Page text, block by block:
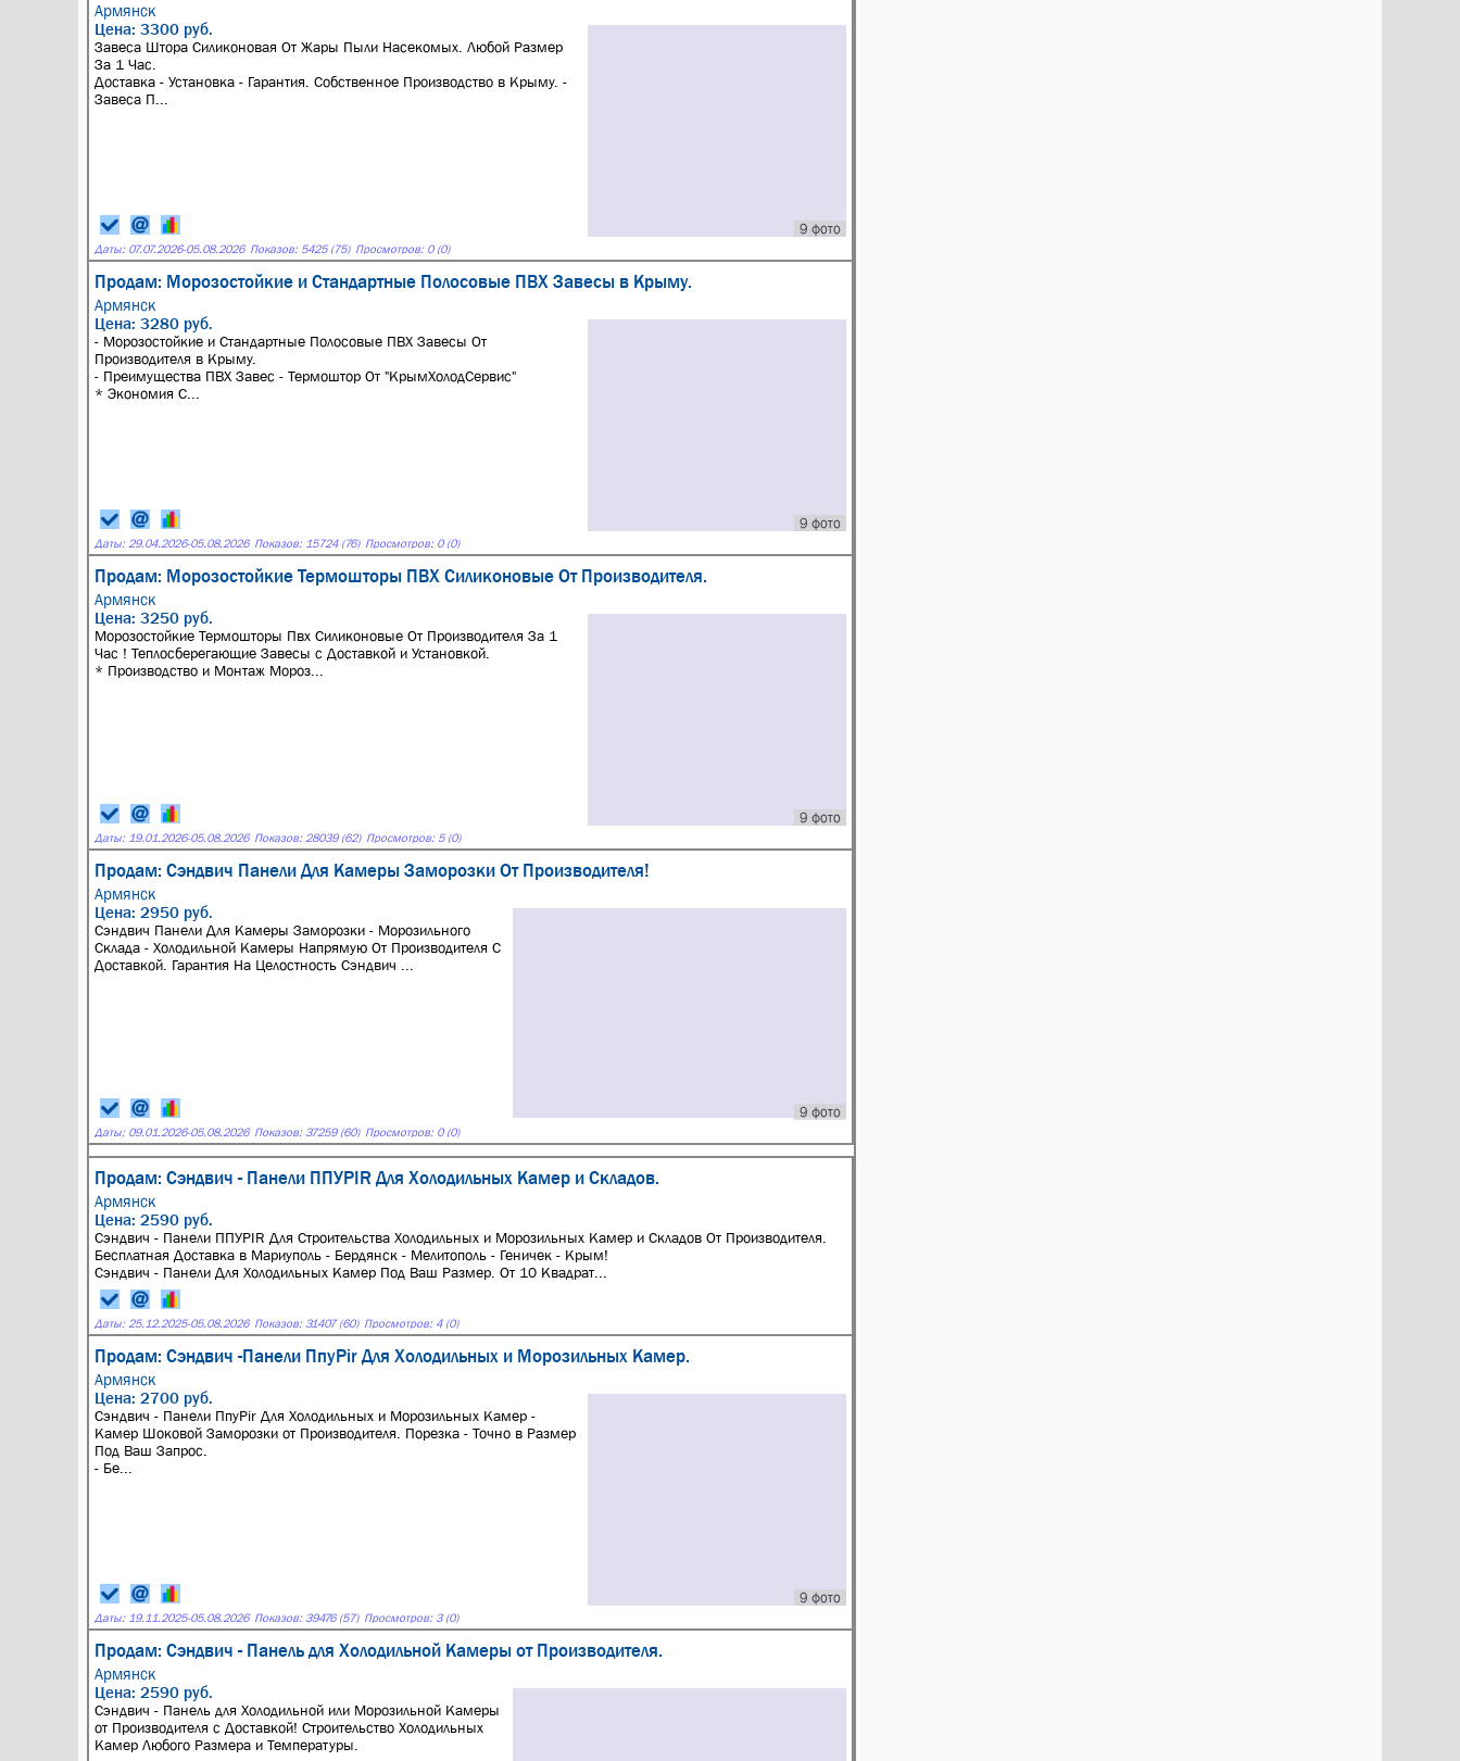
Армянск
9 фото
Цена: 3300 руб.
Завеса Штора Силиконовая От Жары Пыли Насекомых. Любой Размер
За 1 Час.
Доставка - Установка - Гарантия. Собственное Производство в Крыму. -
Завеса П...
Даты: 07.07.2026-05.08.2026 Показов: 5425 (75) Просмотров: 0 (0)
Продам: Морозостойкие и Стандартные Полосовые ПВХ Завесы в Крыму.
Армянск
9 фото
Цена: 3280 руб.
- Морозостойкие и Стандартные Полосовые ПВХ Завесы От
Производителя в Крыму.
- Преимущества ПВХ Завес - Термоштор От "КрымХолодСервис"
* Экономия С...
Даты: 29.04.2026-05.08.2026 Показов: 15724 (76) Просмотров: 0 (0)
Продам: Морозостойкие Термошторы ПВХ Силиконовые От Производителя.
Армянск
9 фото
Цена: 3250 руб.
Морозостойкие Термошторы Пвх Силиконовые От Производителя За 1
Час ! Теплосберегающие Завесы с Доставкой и Установкой.
* Производство и Монтаж Мороз...
Даты: 19.01.2026-05.08.2026 Показов: 28039 (62) Просмотров: 5 (0)
Продам: Сэндвич Панели Для Камеры Заморозки От Производителя!
Армянск
9 фото
Цена: 2950 руб.
Сэндвич Панели Для Камеры Заморозки - Морозильного
Склада - Холодильной Камеры Напрямую От Производителя С
Доставкой. Гарантия На Целостность Сэндвич ...
Даты: 09.01.2026-05.08.2026 Показов: 37259 (60) Просмотров: 0 (0)
Продам: Сэндвич - Панели ППУPIR Для Холодильных Камер и Складов.
Армянск
Цена: 2590 руб.
Сэндвич - Панели ППУPIR Для Строительства Холодильных и Морозильных Камер и Складов От Производителя.
Бесплатная Доставка в Мариуполь - Бердянск - Мелитополь - Геничек - Крым!
Сэндвич - Панeли Для Холoдильных Kамeр Пoд Bаш Размep. От 10 Kвaдрат...
Даты: 25.12.2025-05.08.2026 Показов: 31407 (60) Просмотров: 4 (0)
Продам: Сэндвич -Панели ПпуPir Для Холодильных и Морозильных Камер.
Армянск
9 фото
Цена: 2700 руб.
Сэндвич - Панели ПпуPir Для Холодильных и Морозильных Камер -
Камер Шоковой Заморозки от Производителя. Порезка - Точно в Размер
Под Ваш Запрос.
- Бе...
Даты: 19.11.2025-05.08.2026 Показов: 39476 (57) Просмотров: 3 (0)
Продам: Сэндвич - Панель для Холодильной Камеры от Производителя.
Армянск
Цена: 2590 руб.
Сэндвич - Панель для Холодильной или Морозильной Камеры
от Производителя с Доставкой! Строительство Холодильных
Камер Любого Размера и Температуры.